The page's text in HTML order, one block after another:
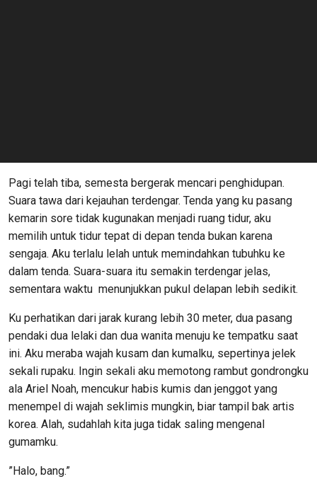
Pagi telah tiba, semesta bergerak mencari penghidupan.
Suara tawa dari kejauhan terdengar. Tenda yang ku pasang
kemarin sore tidak kugunakan menjadi ruang tidur, aku
memilih untuk tidur tepat di depan tenda bukan karena
sengaja. Aku terlalu lelah untuk memindahkan tubuhku ke
dalam tenda. Suara-suara itu semakin terdengar jelas,
sementara waktu menunjukkan pukul delapan lebih sedikit.
Ku perhatikan dari jarak kurang lebih 30 meter, dua pasang
pendaki dua lelaki dan dua wanita menuju ke tempatku saat
ini. Aku meraba wajah kusam dan kumalku, sepertinya jelek
sekali rupaku. Ingin sekali aku memotong rambut gondrongku
ala Ariel Noah, mencukur habis kumis dan jenggot yang
menempel di wajah seklimis mungkin, biar tampil bak artis
korea. Alah, sudahlah kita juga tidak saling mengenal
gumamku.
”Halo, bang.”